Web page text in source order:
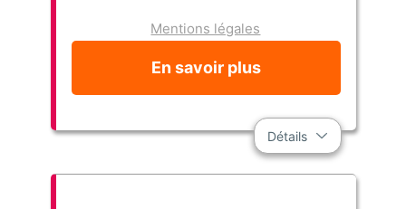
Mentions légales
En savoir plus
Détails